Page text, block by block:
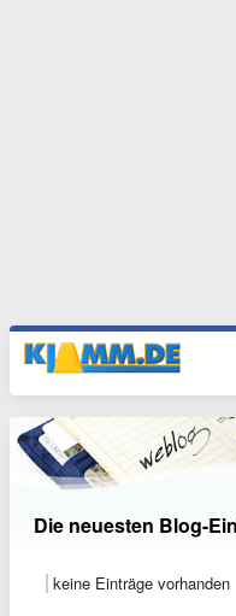
Die neuesten Blog-
keine Einträge vorhanden